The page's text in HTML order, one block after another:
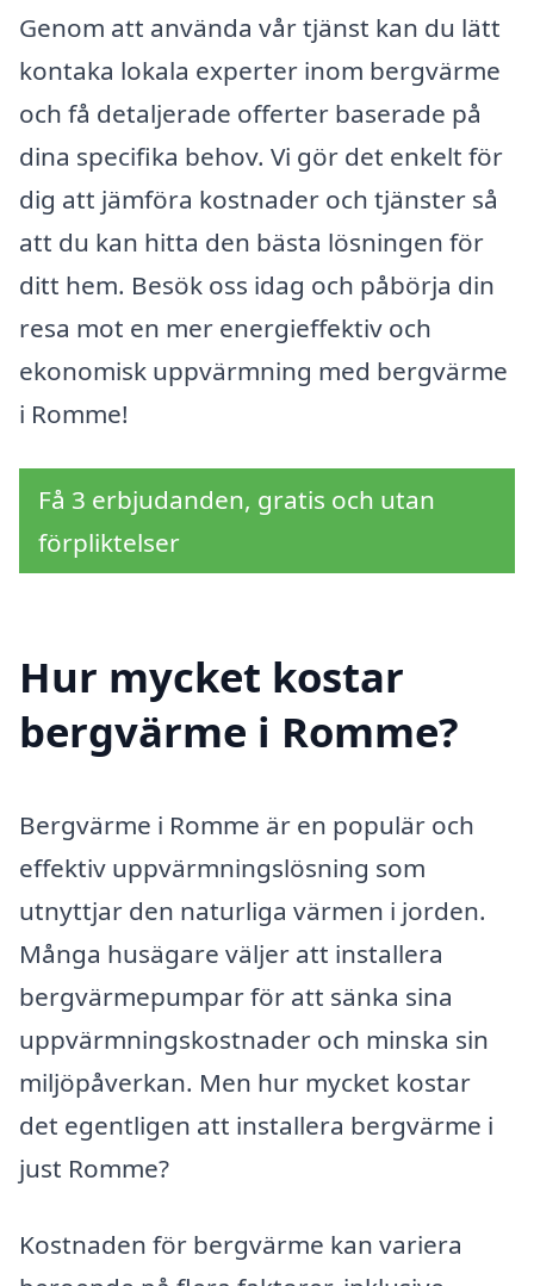
Genom att använda vår tjänst kan du lätt
kontaka lokala experter inom bergvärme
och få detaljerade offerter baserade på
dina specifika behov. Vi gör det enkelt för
dig att jämföra kostnader och tjänster så
att du kan hitta den bästa lösningen för
ditt hem. Besök oss idag och påbörja din
resa mot en mer energieffektiv och
ekonomisk uppvärmning med bergvärme
i Romme!
Få 3 erbjudanden, gratis och utan
förpliktelser
Hur mycket kostar
bergvärme i Romme?
Bergvärme i Romme är en populär och
effektiv uppvärmningslösning som
utnyttjar den naturliga värmen i jorden.
Många husägare väljer att installera
bergvärmepumpar för att sänka sina
uppvärmningskostnader och minska sin
miljöpåverkan. Men hur mycket kostar
det egentligen att installera bergvärme i
just Romme?
Kostnaden för bergvärme kan variera